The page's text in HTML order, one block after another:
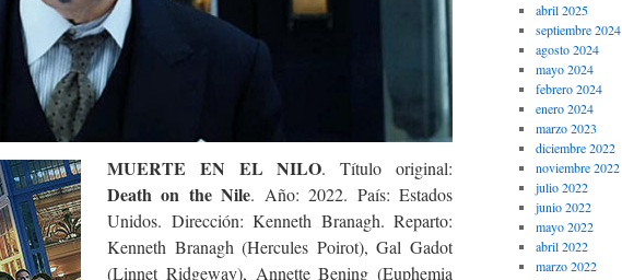
MUERTE EN EL NILO. Título original:
Death on the Nile. Año: 2022. País: Estados
Unidos. Dirección: Kenneth Branagh. Reparto:
Kenneth Branagh (Hercules Poirot), Gal Gadot
(Linnet Ridgeway), Annette Bening (Euphemia
abril 2025
septiembre 2024
agosto 2024
mayo 2024
febrero 2024
enero 2024
marzo 2023
diciembre 2022
noviembre 2022
julio 2022
junio 2022
mayo 2022
abril 2022
marzo 2022